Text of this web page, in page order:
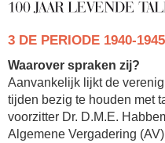
3 DE PERIODE 1940-1945
Waarover spraken zij?
Aanvankelijk lijkt de
tijden bezig te houden met
voorzitter Dr. D.M.E.
Algemene Vergadering